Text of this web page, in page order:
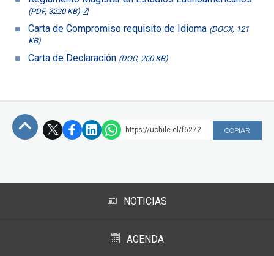
(PDF, 3220 KB)
Carta de Compromiso requisito de Idioma (DOCX, 121
KB)
Carta de Declaración (DOC, 260 KB)
https://uchile.cl/f6272 COPIAR
NOTICIAS
AGENDA